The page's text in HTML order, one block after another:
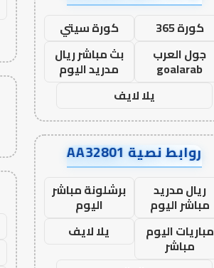
كورة 365
كورة سيتي
جول العرب
goalarab
بث مباشر ريال
مدريد اليوم
يلا لايف
روابط نصية AA32801
ريال مدريد
مباشر اليوم
برشلونة مباشر
اليوم
مباريات اليوم
مباشر
يلا لايف